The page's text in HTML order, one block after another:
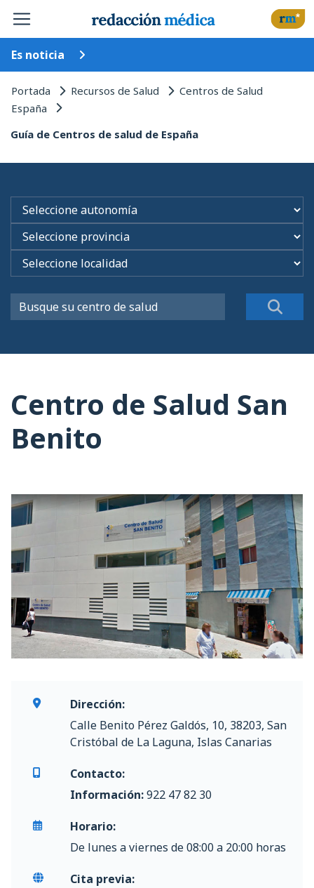
Es noticia
Portada Recursos de Salud Centros de Salud
España
Guía de Centros de salud de España
Centro de Salud San
Benito
Dirección:
Calle Benito Pérez Galdós, 10, 38203, San
Cristóbal de La Laguna, Islas Canarias
Contacto:
Información:922 47 82 30
Horario:
De lunes a viernes de 08:00 a 20:00 horas
Cita previa: